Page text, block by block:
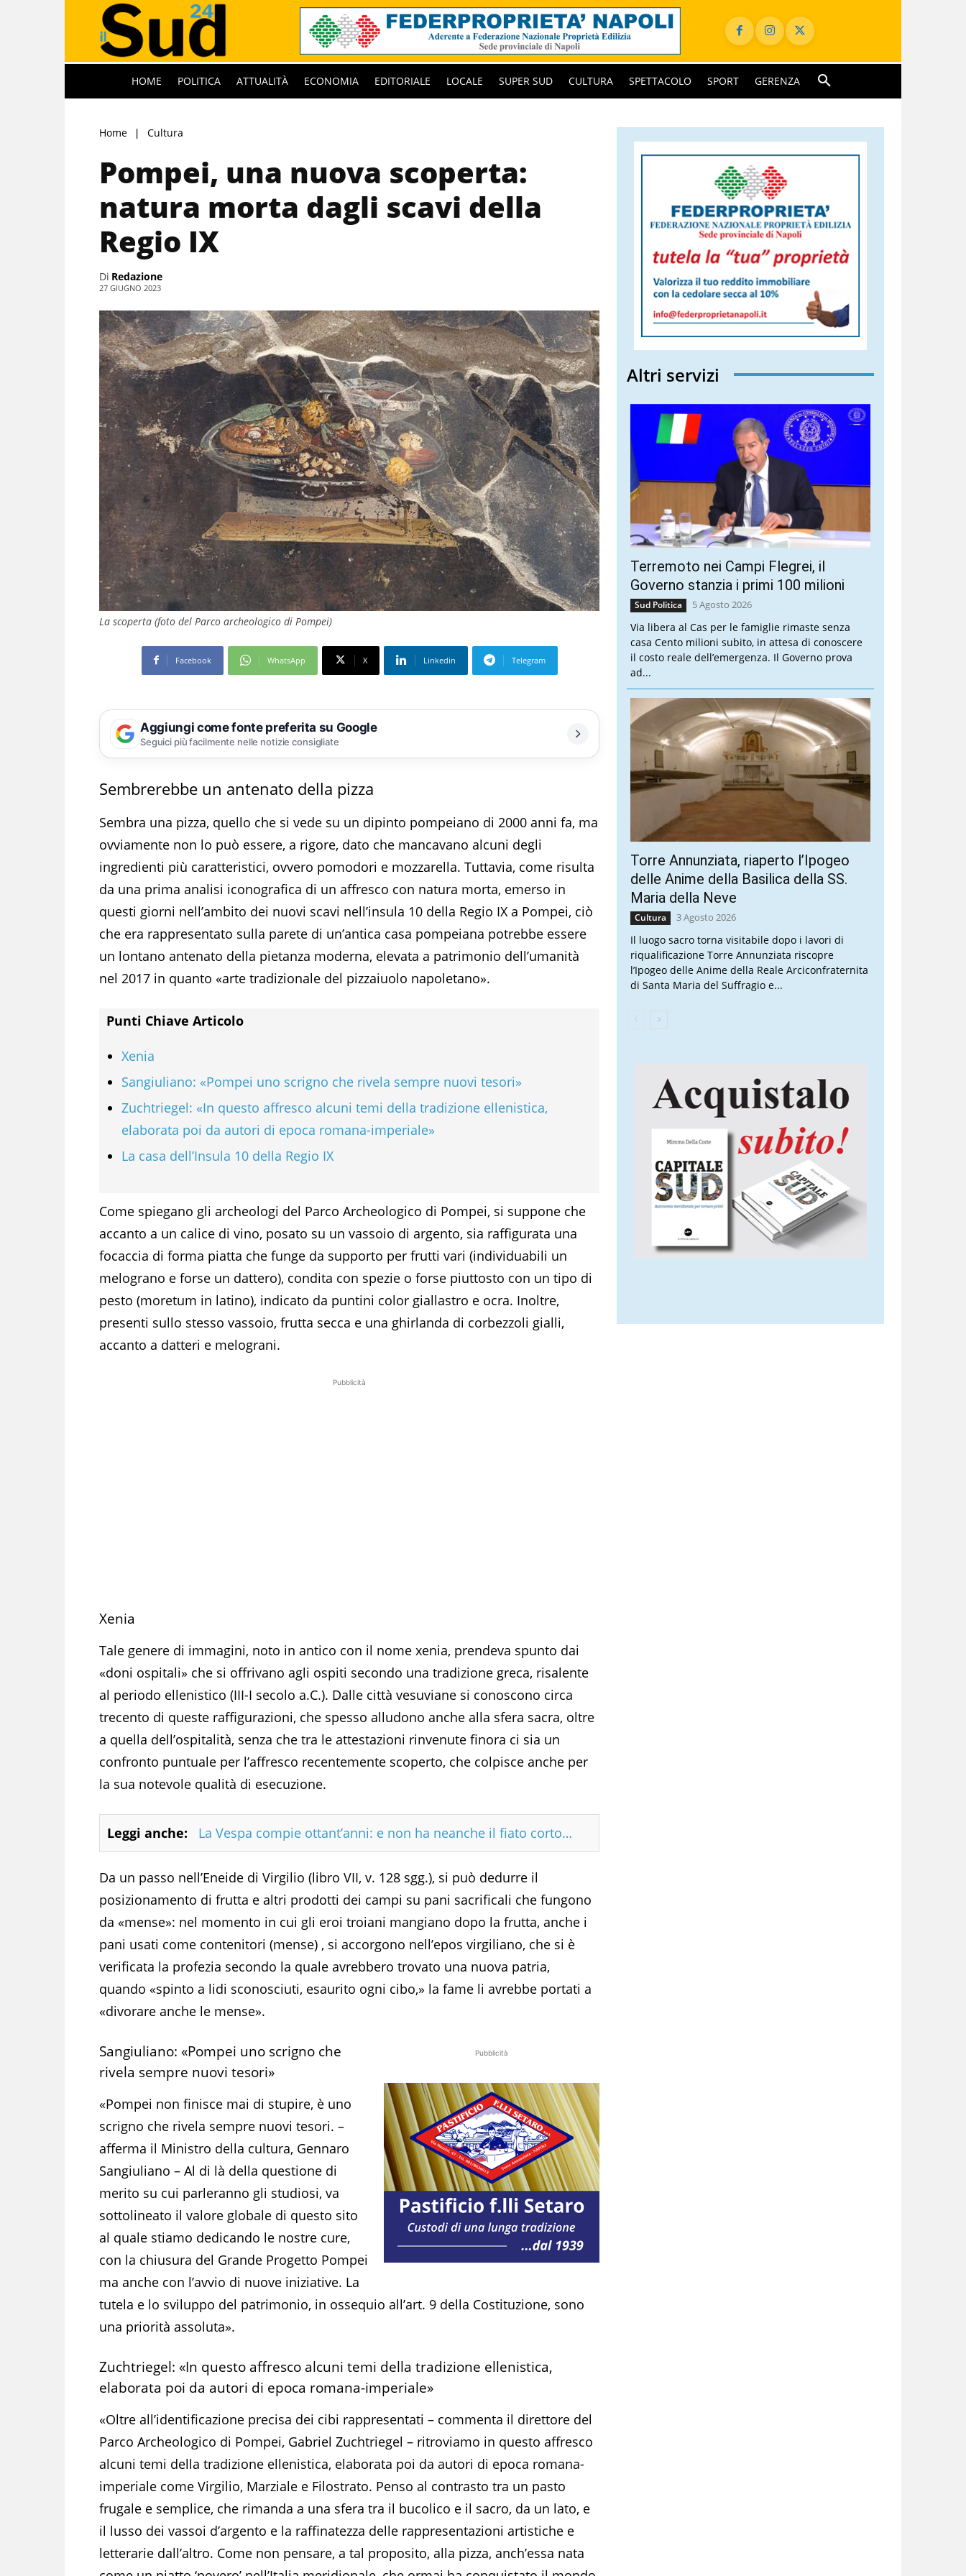
HOME POLITICA ATTUALITÀ ECONOMIA EDITORIALE LOCALE SUPER SUD CULTURA SPETTACOLO SPORT GERENZA
Home Cultura
Pompei, una nuova scoperta:
natura morta dagli scavi della
Regio IX
Di Redazione
27 GIUGNO 2023
La scoperta (foto del Parco archeologico di Pompei)
Facebook WhatsApp X Linkedin Telegram
Aggiungi come fonte preferita su Google
Seguici più facilmente nelle notizie consigliate
Sembrerebbe un antenato della pizza
Sembra una pizza, quello che si vede su un dipinto pompeiano di 2000 anni fa, ma
ovviamente non lo può essere, a rigore, dato che mancavano alcuni degli
ingredienti più caratteristici, ovvero pomodori e mozzarella. Tuttavia, come risulta
da una prima analisi iconografica di un affresco con natura morta, emerso in
questi giorni nell’ambito dei nuovi scavi nell’insula 10 della Regio IX a Pompei, ciò
che era rappresentato sulla parete di un’antica casa pompeiana potrebbe essere
un lontano antenato della pietanza moderna, elevata a patrimonio dell’umanità
nel 2017 in quanto «arte tradizionale del pizzaiuolo napoletano».
Punti Chiave Articolo
Xenia
Sangiuliano: «Pompei uno scrigno che rivela sempre nuovi tesori»
Zuchtriegel: «In questo affresco alcuni temi della tradizione ellenistica,
elaborata poi da autori di epoca romana-imperiale»
La casa dell’Insula 10 della Regio IX
Come spiegano gli archeologi del Parco Archeologico di Pompei, si suppone che
accanto a un calice di vino, posato su un vassoio di argento, sia raffigurata una
focaccia di forma piatta che funge da supporto per frutti vari (individuabili un
melograno e forse un dattero), condita con spezie o forse piuttosto con un tipo di
pesto (moretum in latino), indicato da puntini color giallastro e ocra. Inoltre,
presenti sullo stesso vassoio, frutta secca e una ghirlanda di corbezzoli gialli,
accanto a datteri e melograni.
Pubblicità
Xenia
Tale genere di immagini, noto in antico con il nome xenia, prendeva spunto dai
«doni ospitali» che si offrivano agli ospiti secondo una tradizione greca, risalente
al periodo ellenistico (III-I secolo a.C.). Dalle città vesuviane si conoscono circa
trecento di queste raffigurazioni, che spesso alludono anche alla sfera sacra, oltre
a quella dell’ospitalità, senza che tra le attestazioni rinvenute finora ci sia un
confronto puntuale per l’affresco recentemente scoperto, che colpisce anche per
la sua notevole qualità di esecuzione.
Leggi anche: La Vespa compie ottant’anni: e non ha neanche il fiato corto…
Da un passo nell’Eneide di Virgilio (libro VII, v. 128 sgg.), si può dedurre il
posizionamento di frutta e altri prodotti dei campi su pani sacrificali che fungono
da «mense»: nel momento in cui gli eroi troiani mangiano dopo la frutta, anche i
pani usati come contenitori (mense) , si accorgono nell’epos virgiliano, che si è
verificata la profezia secondo la quale avrebbero trovato una nuova patria,
quando «spinto a lidi sconosciuti, esaurito ogni cibo,» la fame li avrebbe portati a
«divorare anche le mense».
Pubblicità
Sangiuliano: «Pompei uno scrigno che
rivela sempre nuovi tesori»
«Pompei non finisce mai di stupire, è uno
scrigno che rivela sempre nuovi tesori. –
afferma il Ministro della cultura, Gennaro
Sangiuliano – Al di là della questione di
merito su cui parleranno gli studiosi, va
sottolineato il valore globale di questo sito
al quale stiamo dedicando le nostre cure,
con la chiusura del Grande Progetto Pompei
ma anche con l’avvio di nuove iniziative. La
tutela e lo sviluppo del patrimonio, in ossequio all’art. 9 della Costituzione, sono
una priorità assoluta».
Zuchtriegel: «In questo affresco alcuni temi della tradizione ellenistica,
elaborata poi da autori di epoca romana-imperiale»
«Oltre all’identificazione precisa dei cibi rappresentati – commenta il direttore del
Parco Archeologico di Pompei, Gabriel Zuchtriegel – ritroviamo in questo affresco
alcuni temi della tradizione ellenistica, elaborata poi da autori di epoca romana-
imperiale come Virgilio, Marziale e Filostrato. Penso al contrasto tra un pasto
frugale e semplice, che rimanda a una sfera tra il bucolico e il sacro, da un lato, e
il lusso dei vassoi d’argento e la raffinatezza delle rappresentazioni artistiche e
letterarie dall’altro. Come non pensare, a tal proposito, alla pizza, anch’essa nata
Altri servizi
Terremoto nei Campi Flegrei, il
Governo stanzia i primi 100 milioni
Sud Politica 5 Agosto 2026
Via libera al Cas per le famiglie rimaste senza
casa Cento milioni subito, in attesa di conoscere
il costo reale dell’emergenza. Il Governo prova
ad...
Torre Annunziata, riaperto l’Ipogeo
delle Anime della Basilica della SS.
Maria della Neve
Cultura 3 Agosto 2026
Il luogo sacro torna visitabile dopo i lavori di
riqualificazione Torre Annunziata riscopre
l’Ipogeo delle Anime della Reale Arciconfraternita
di Santa Maria del Suffragio e...